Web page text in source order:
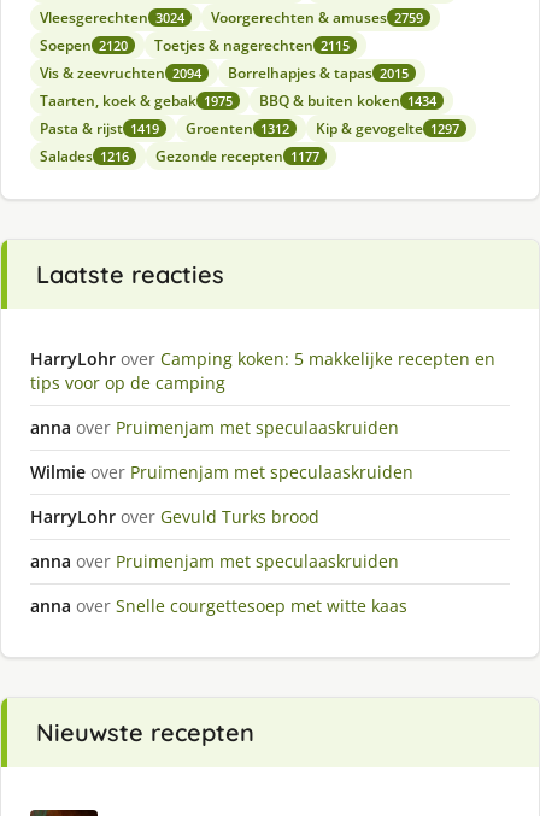
Vleesgerechten 3024 Voorgerechten & amuses 2759
Soepen 2120 Toetjes & nagerechten 2115
Vis & zeevruchten 2094 Borrelhapjes & tapas 2015
Taarten, koek & gebak 1975 BBQ & buiten koken 1434
Pasta & rijst 1419 Groenten 1312 Kip & gevogelte 1297
Salades 1216 Gezonde recepten 1177
Laatste reacties
HarryLohr over Camping koken: 5 makkelijke recepten en
tips voor op de camping
anna over Pruimenjam met speculaaskruiden
Wilmie over Pruimenjam met speculaaskruiden
HarryLohr over Gevuld Turks brood
anna over Pruimenjam met speculaaskruiden
anna over Snelle courgettesoep met witte kaas
Nieuwste recepten